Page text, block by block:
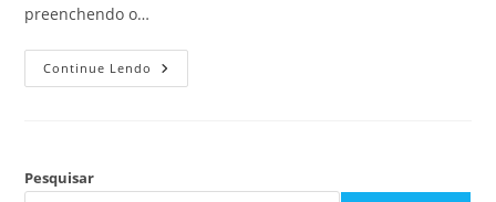
preenchendo o…
Continue Lendo
Pesquisar